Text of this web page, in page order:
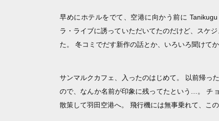
早めにホテルをでて、空港に向かう前に
ラ・ライブに誘っていただいてたのだけど、スケ
た。 冬コミでだす新作の話とか、いろいろ聞けて
サンマルクカフェ、入ったのはじめて。 以前帰っ
ので、なんか名前が印象に残ってたという…。 チ
散策して羽田空港へ。 飛行機には無事乗れて、こ